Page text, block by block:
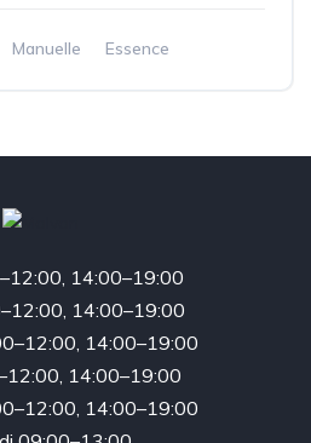
Manuelle
Essence
14:00–19:00
14:00–19:00
14:00–19:00
14:00–19:00
14:00–19:00